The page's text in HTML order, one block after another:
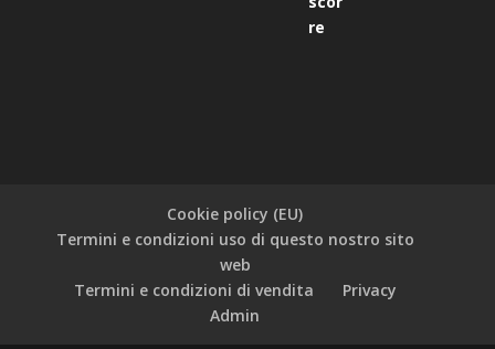
Cookie policy (EU)
Termini e condizioni uso di questo nostro sito
web
Termini e condizioni di vendita
Privacy
Admin